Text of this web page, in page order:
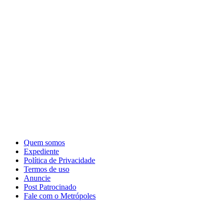
Quem somos
Expediente
Política de Privacidade
Termos de uso
Anuncie
Post Patrocinado
Fale com o Metrópoles